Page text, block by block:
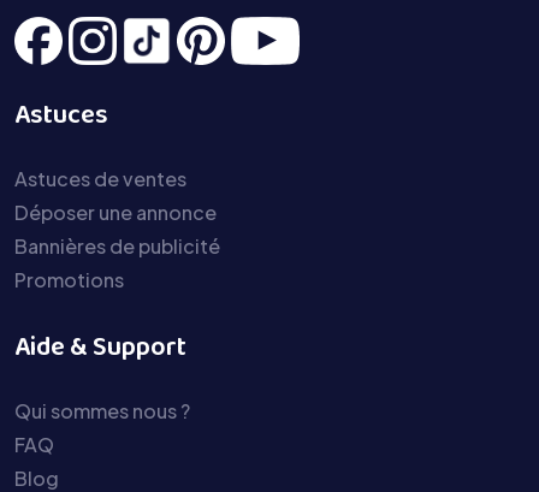
Astuces
Astuces de ventes
Déposer une annonce
Bannières de publicité
Promotions
Aide & Support
Qui sommes nous ?
FAQ
Blog